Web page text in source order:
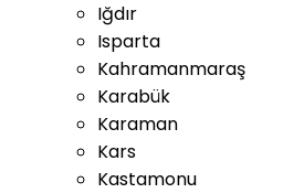
Iğdır
Isparta
Kahramanmaraş
Karabük
Karaman
Kars
Kastamonu